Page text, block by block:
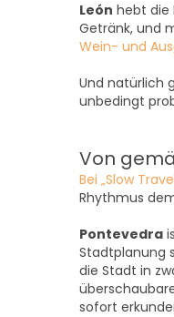
León hebt die
Getränk, und
Wein- und
Und natürlich
unbedingt
Von
Bei „Slow
Rhythmus
Pontevedra
Stadtplanung
die Stadt in
sofort